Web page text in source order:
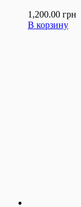
1,200.00 грн
В корзину